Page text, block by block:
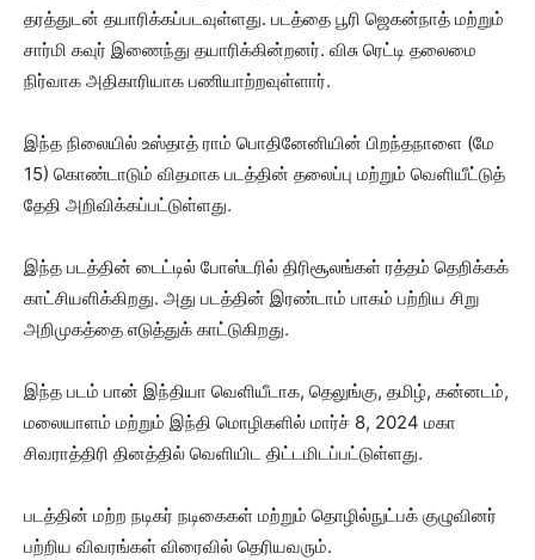
தரத்துடன் தயாரிக்கப்படவுள்ளது. படத்தை பூரி ஜெகன்நாத் மற்றும்
சார்மி கவுர் இணைந்து தயாரிக்கின்றனர். விசு ரெட்டி தலைமை
நிர்வாக அதிகாரியாக பணியாற்றவுள்ளார்.
இந்த நிலையில் உஸ்தாத் ராம் பொதினேனியின் பிறந்தநாளை (மே
15) கொண்டாடும் விதமாக படத்தின் தலைப்பு மற்றும் வெளியீட்டுத்
தேதி அறிவிக்கப்பட்டுள்ளது.
இந்த படத்தின் டைட்டில் போஸ்டரில் திரிசூலங்கள் ரத்தம் தெறிக்கக்
காட்சியளிக்கிறது. அது படத்தின் இரண்டாம் பாகம் பற்றிய சிறு
அறிமுகத்தை எடுத்துக் காட்டுகிறது.
இந்த படம் பான் இந்தியா வெளியீடாக, தெலுங்கு, தமிழ், கன்னடம்,
மலையாளம் மற்றும் இந்தி மொழிகளில் மார்ச் 8, 2024 மகா
சிவராத்திரி தினத்தில் வெளியிட திட்டமிடப்பட்டுள்ளது.
படத்தின் மற்ற நடிகர் நடிகைகள் மற்றும் தொழில்நுட்பக் குழுவினர்
பற்றிய விவரங்கள் விரைவில் தெரியவரும்.